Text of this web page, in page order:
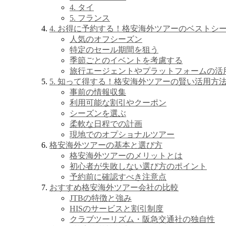
4. タイ
5. フランス
4. お得に予約する！格安海外ツアーのベストシ
人気のオフシーズン
特定のセール期間を狙う
季節ごとのイベントを考慮する
旅行エージェントやプラットフォームの活
5. 知って得する！格安海外ツアーの賢い活用方
事前の情報収集
利用可能な割引やクーポン
シーズンを選ぶ
柔軟な日程での計画
現地でのオプショナルツアー
格安海外ツアーの基本と選び方
格安海外ツアーのメリットとは
初心者が失敗しない選び方のポイント
予約前に確認すべき注意点
おすすめ格安海外ツアー会社の比較
JTBの特徴と強み
HISのサービスと割引制度
クラブツーリズム・阪急交通社の独自性